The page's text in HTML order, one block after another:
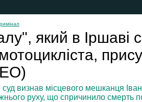
який в Іршаві
суд визнав місцевого мешканця
руху, що спричинило смерть